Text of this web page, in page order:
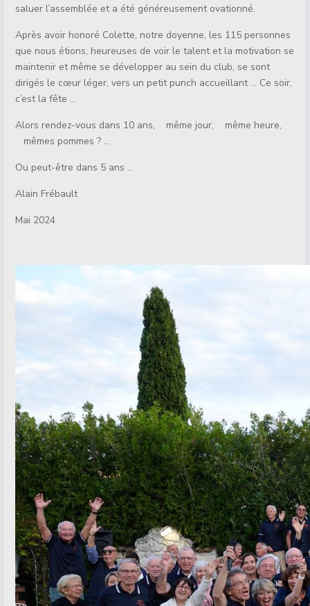
saluer l’assemblée et a été généreusement ovationné.
Après avoir honoré Colette, notre doyenne, les 115 personnes
que nous étions, heureuses de voir le talent et la motivation se
maintenir et même se développer au sein du club, se sont
dirigés le cœur léger, vers un petit punch accueillant … Ce soir,
c’est la fête …
Alors rendez-vous dans 10 ans, même jour, même heure,
mêmes pommes ? …
Ou peut-être dans 5 ans …
Alain Frébault
Mai 2024